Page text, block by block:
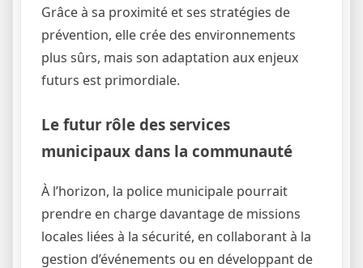
Grâce à sa proximité et ses stratégies de
prévention, elle crée des environnements
plus sûrs, mais son adaptation aux enjeux
futurs est primordiale.
Le futur rôle des services
municipaux dans la communauté
À l’horizon, la police municipale pourrait
prendre en charge davantage de missions
locales liées à la sécurité, en collaborant à la
gestion d’événements ou en développant de